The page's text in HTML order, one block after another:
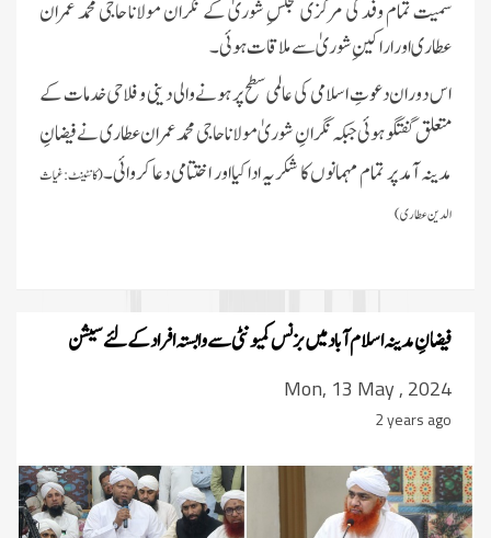
سمیت تمام وفد کی مرکزی مجلسِ شوریٰ کے نگران مولانا حاجی محمد عمران
عطاری اور اراکینِ شوریٰ سے ملاقات ہوئی۔
اس دوران دعوتِ اسلامی کی عالمی سطح پر ہونے والی دینی و فلاحی خدمات کے
متعلق گفتگو ہوئی جبکہ نگرانِ شوریٰ مولانا حاجی محمد عمران عطاری نے فیضانِ
مدینہ آمد پر تمام مہمانوں کا شکریہ ادا کیااور اختتامی دعا کروائی۔(کانٹینٹ:غیاث
الدین عطاری)
فیضانِ مدینہاسلام آباد میں بزنس کمیونٹی سے وابستہ افراد کے لئے سیشن
Mon, 13 May , 2024
2 years ago